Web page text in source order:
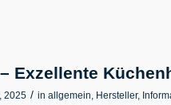
Exzellente
2025 / in allgemein, Hersteller,